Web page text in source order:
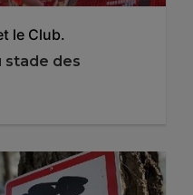
le Club.
stade des